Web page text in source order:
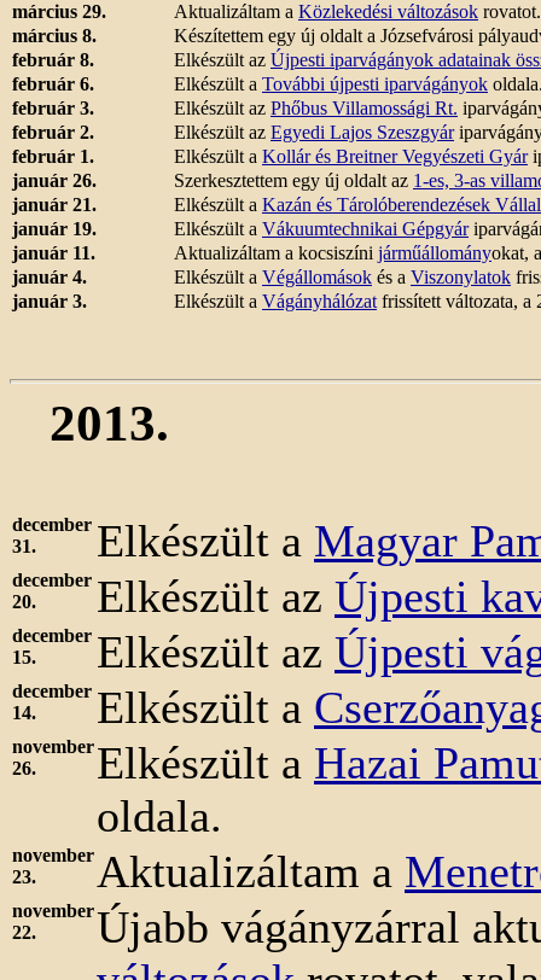
március 29.
Aktualizáltam a Közlekedési változások rovatot.
március 8.
Készítettem egy új oldalt a Józsefvárosi
február 8.
Elkészült az Újpesti iparvágányok adatainak
február 6.
Elkészült a További újpesti iparvágányok
február 3.
Elkészült az Phőbus Villamossági Rt.
február 2.
Elkészült az Egyedi Lajos Szeszgyár
február 1.
Elkészült a Kollár és Breitner Vegyészeti Gyár
január 26.
Szerkesztettem egy új oldalt az 1-es, 3-as
január 21.
Elkészült a Kazán és Tárolóberendezések
január 19.
Elkészült a Vákuumtechnikai Gépgyár
január 11.
Aktualizáltam a kocsiszíni járműállományokat,
január 4.
Elkészült a Végállomások és a Viszonylatok
január 3.
Elkészült a Vágányhálózat frissített változata, a
2013.
december
31.
Elkészült a Magyar
december
20.
Elkészült az Újpesti
december
15.
Elkészült az Újpesti
december
14.
Elkészült a
november
26.
Elkészült a Hazai
oldala.
november
23.
Aktualizáltam a
november
22.
Újabb vágányzárral